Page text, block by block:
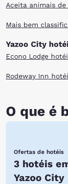
Aceita animais de
Mais bem
Yazoo City
Econo Lodge
Rodeway Inn
O que é
Ofertas de hotéis
3 hotéis
Yazoo City